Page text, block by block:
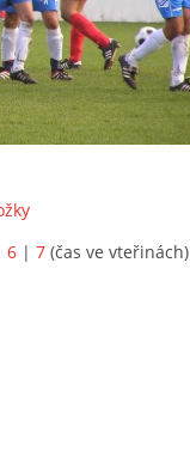
6 | 7 (čas ve vteřinách)